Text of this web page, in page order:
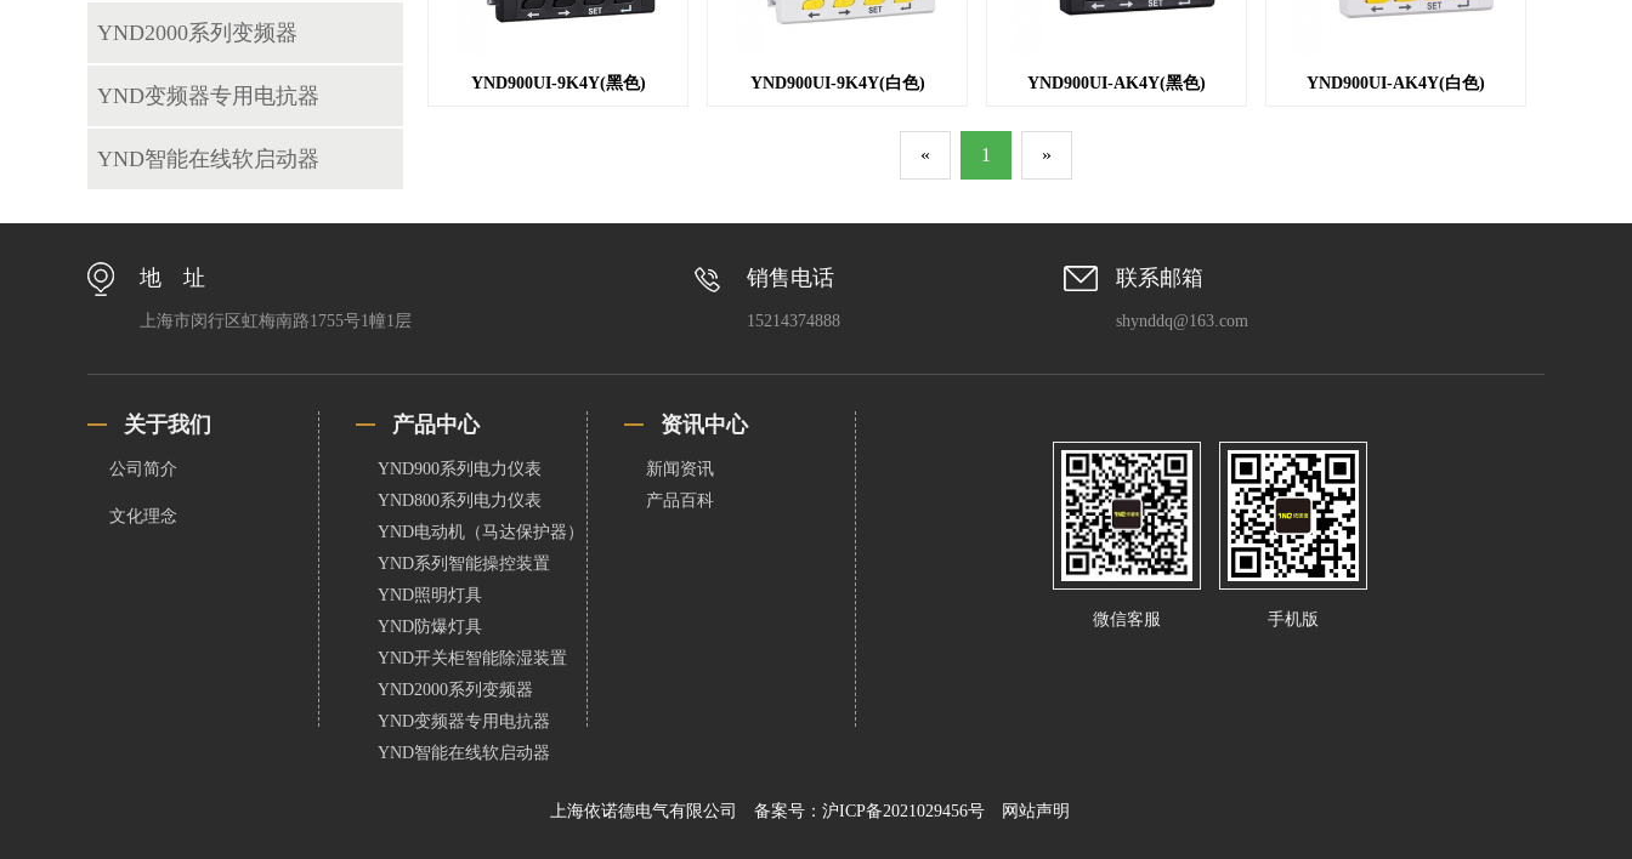
YND2000系列变频器
YND变频器专用电抗器
YND智能在线软启动器
YND900UI-9K4Y(黑色) YND900UI-9K4Y(白色) YND900UI-AK4Y(黑色) YND900UI-AK4Y(白色)
« 1 »
地 址
上海市闵行区虹梅南路1755号1幢1层
销售电话
15214374888
联系邮箱
shynddq@163.com
关于我们
公司简介
文化理念
产品中心
YND900系列电力仪表
YND800系列电力仪表
YND电动机（马达保护器）
YND系列智能操控装置
YND照明灯具
YND防爆灯具
YND开关柜智能除湿装置
YND2000系列变频器
YND变频器专用电抗器
YND智能在线软启动器
资讯中心
新闻资讯
产品百科
微信客服 手机版
上海依诺德电气有限公司 备案号：沪ICP备2021029456号 网站声明